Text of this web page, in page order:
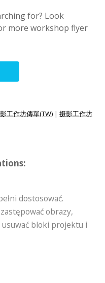
for? Look
more workshop flyer
工作坊傳單(TW) | 摄影工作坊
dostosować.
obrazy,
bloki projektu i